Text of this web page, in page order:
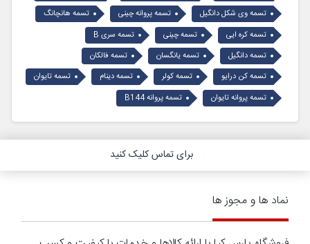
تسمه وی شکل دانگیل
تسمه پروانه چینی
تسمه هانچانگ
تسمه کره ایی
تسمه چینی
تسمه سری B
تسمه دانگیل
تسمه یانگسان
تسمه فالکان
تسمه کن درایو
تسمه کولر تسمه دینام
تسمه تایوان
تسمه پروانه تایوان
تسمه پروانه B144
برای تماس کلیک کنید
نماد ها و مجوز ها